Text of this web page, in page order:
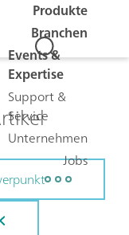
Produkte
Branchen
Events &
Expertise
Support &
Service
Unternehmen
Jobs